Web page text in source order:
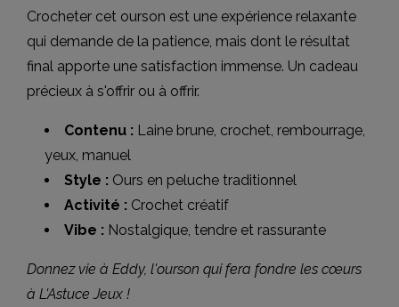
Crocheter cet ourson est une expérience relaxante
qui demande de la patience, mais dont le résultat
final apporte une satisfaction immense. Un cadeau
précieux à s'offrir ou à offrir.
Contenu : Laine brune, crochet, rembourrage,
yeux, manuel
Style : Ours en peluche traditionnel
Activité : Crochet créatif
Vibe : Nostalgique, tendre et rassurante
Donnez vie à Eddy, l'ourson qui fera fondre les cœurs
à L'Astuce Jeux !